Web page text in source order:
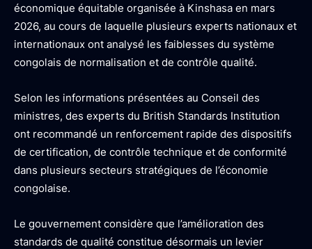
économique équitable organisée à Kinshasa en mars
2026, au cours de laquelle plusieurs experts nationaux et
internationaux ont analysé les faiblesses du système
congolais de normalisation et de contrôle qualité.
Selon les informations présentées au Conseil des
ministres, des experts du British Standards Institution
ont recommandé un renforcement rapide des dispositifs
de certification, de contrôle technique et de conformité
dans plusieurs secteurs stratégiques de l’économie
congolaise.
Le gouvernement considère que l’amélioration des
standards de qualité constitue désormais un levier